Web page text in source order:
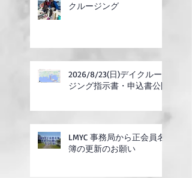
クルージング
2026/8/23(日)デイクルー
ジング指示書・申込書公開
LMYC 事務局から正会員名
簿の更新のお願い